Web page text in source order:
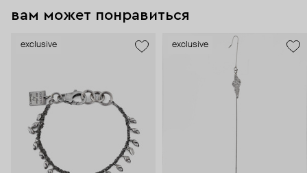
вам может понравиться
exclusive exclusive